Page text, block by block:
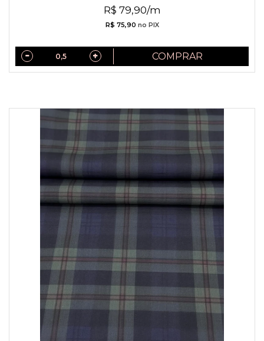
R$ 79,90/m
R$ 75,90 no PIX
COMPRAR